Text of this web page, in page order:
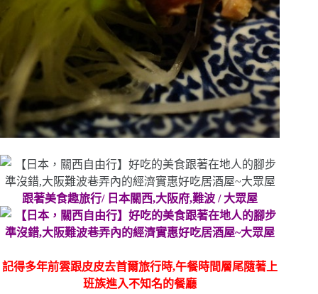
跟著美食趣旅行/ 日本關西,大阪府,難波 / 大眾屋
記得多年前雲跟皮皮去首爾旅行時,午餐時間層尾隨著上
班族進入不知名的餐廳